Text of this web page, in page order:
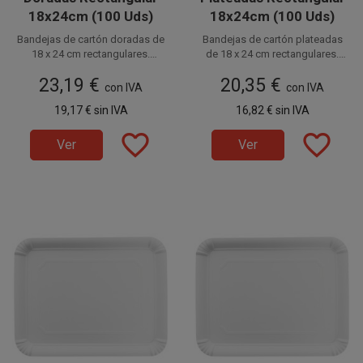
18x24cm (100 Uds)
Bandejas de cartón doradas de
18 x 24 cm rectangulares.
presentación de alimentos.
Estas bandejas de cartón
desechables están fabricadas
en cartón de 500gr/m2.
paquetes de 100 unidades.
23,19 € con IVA
19,17 € sin IVA
Ver favorite_border
18x24cm (100 Uds)
Bandejas de cartón plateadas
de 18 x 24 cm rectangulares.
presentación de alimentos.
Estas bandejas de cartón
desechables están fabricadas
en cartón de 500gr/m2.
paquetes de 100 unidades.
20,35 € con IVA
16,82 € sin IVA
Ver favorite_border